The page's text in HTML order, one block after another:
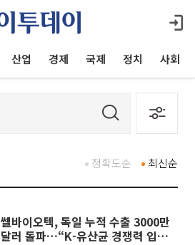
산업 경제 국제 정치 사회
최신순
정확도순
쎌바이오텍, 독일 누적 수출 3000만
달러 돌파…“K-유산균 경쟁력 입